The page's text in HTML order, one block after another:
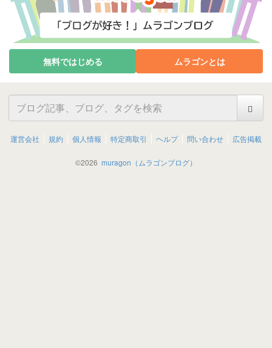
無料ではじめる ムラゴンとは
運営会社 規約 個人情報 特定商取引 ヘルプ 問い合わせ 広告掲載
©2026 muragon（ムラゴンブログ）